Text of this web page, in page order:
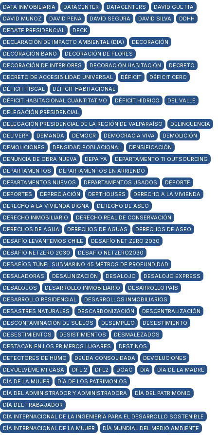
DATA INMOBILIARIA
DATACENTER DATACENTERS
DAVID GUETTA
DAVID MUÑOZ
DAVID PEÑA DAVID SEGURA DAVID SILVA
DDHH
DEBATE PRESIDENCIAL
DECK
DECLARACIÓN DE IMPACTO AMBIENTAL (DIA)
DECORACIÓN
DECORACIÓN BAÑO
DECORACIÓN DE FLORES
DECORACIÓN DE INTERIORES
DECORACIÓN HABITACIÓN
DECRETO
DECRETO DE ACCESIBILIDAD UNIVERSAL
DÉFICIT
DÉFICIT CERO
DÉFICIT FISCAL
DÉFICIT HABITACIONAL
DÉFICIT HABITACIONAL CUANTITATIVO
DÉFICIT HÍDRICO
DEL VALLE
DELEGACIÓN PRESIDENCIAL
DELEGACIÓN PRESIDENCIAL DE LA REGIÓN DE VALPARAÍSO
DELINCUENCIA
DELIVERY
DEMANDA DEMOCR DEMOCRACIA VIVA
DEMOLICIÓN
DEMOLICIONES
DENSIDAD POBLACIONAL
DENSIFICACIÓN
DENUNCIA DE OBRA NUEVA
DEPA YA
DEPARTAMENTO TI OUTSOURCING
DEPARTAMENTOS
DEPARTAMENTOS EN ARRIENDO
DEPARTAMENTOS NUEVOS
DEPARTAMENTOS USADOS
DEPORTE
DEPORTES
DEPRECIACIÓN DEPTHOUSES
DERECHO A LA VIVIENDA
DERECHO A LA VIVIENDA DIGNA
DERECHO DE ASEO
DERECHO INMOBILIARIO
DERECHO REAL DE CONSERVACIÓN
DERECHOS DE AGUA
DERECHOS DE AGUAS
DERECHOS DE ASEO
DESAFÍO LEVANTEMOS CHILE
DESAFÍO NET ZERO 2030
DESAFÍO NETZERO 2030
DESAFÍO NETZERO2030
DESAFÍOS TÚNEL SUBMARINO 45 METROS DE PROFUNDIDAD
DESALADORAS
DESALINIZACIÓN DESALOJO
DESALOJO EXPRESS
DESALOJOS
DESARROLLO INMOBILIARIO
DESARROLLO PAÍS
DESARROLLO RESIDENCIAL
DESARROLLOS INMOBILIARIOS
DESASTRES NATURALES
DESCARBONIZACIÓN
DESCENTRALIZACIÓN
DESCONTAMINACIÓN DE SUELOS
DESEMPLEO
DESESTIMIENTO
DESESTIMIENTOS
DESISTIMIENTOS
DESMALEZADOS
DESTACAN EN LOS PRIMEROS LUGARES
DESTINOS
DETECTORES DE HUMO
DEUDA CONSOLIDADA
DEVOLUCIONES
DEVUELVEME MI CASA
DFL 2 DFL2 DGAC DIA
DÍA DE LA MADRE
DÍA DE LA MUJER
DÍA DE LOS PATRIMONIOS
DÍA DEL ADMINISTRADOR Y ADMINISTRADORA
DÍA DEL PATRIMONIO
DÍA DEL TRABAJADOR
DÍA INTERNACIONAL DE LA INGENIERÍA PARA EL DESARROLLO SOSTENIBLE
DÍA INTERNACIONAL DE LA MUJER
DÍA MUNDIAL DEL MEDIO AMBIENTE